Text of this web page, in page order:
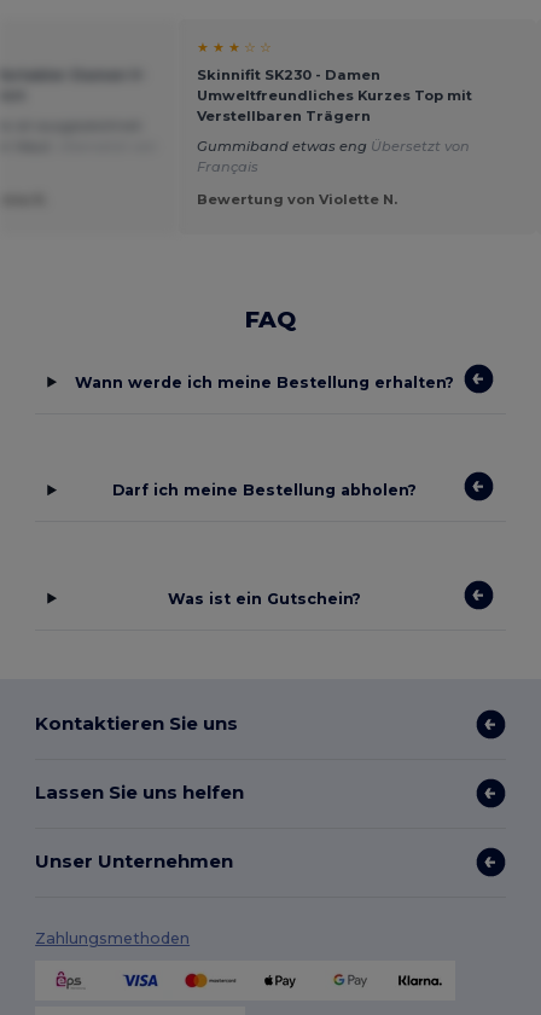
★ ★ ★ ☆ ☆
Skinnifit SK230 - Damen
Umweltfreundliches Kurzes Top mit
Verstellbaren Trägern
Gummiband etwas eng Übersetzt von
Français
Bewertung von Violette N.
FAQ
Wann werde ich meine Bestellung erhalten?
Darf ich meine Bestellung abholen?
Was ist ein Gutschein?
Kontaktieren Sie uns
Lassen Sie uns helfen
Unser Unternehmen
Zahlungsmethoden